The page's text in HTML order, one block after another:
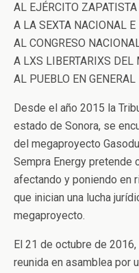
AL EJÉRCITO
A LA SEXTA NACIONAL
AL CONGRESO
A LXS LIBERTARIXS DEL
AL PUEBLO EN GENERAL
Desde el año 2015 la
estado de Sonora, se
del megaproyecto
Sempra Energy pretende
afectando y poniendo en
que inician una lucha
megaproyecto.
El 21 de octubre de
reunida en asamblea por